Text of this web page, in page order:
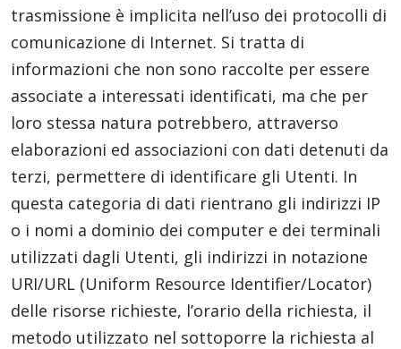
trasmissione è implicita nell’uso dei protocolli di
comunicazione di Internet. Si tratta di
informazioni che non sono raccolte per essere
associate a interessati identificati, ma che per
loro stessa natura potrebbero, attraverso
elaborazioni ed associazioni con dati detenuti da
terzi, permettere di identificare gli Utenti. In
questa categoria di dati rientrano gli indirizzi IP
o i nomi a dominio dei computer e dei terminali
utilizzati dagli Utenti, gli indirizzi in notazione
URI/URL (Uniform Resource Identifier/Locator)
delle risorse richieste, l’orario della richiesta, il
metodo utilizzato nel sottoporre la richiesta al